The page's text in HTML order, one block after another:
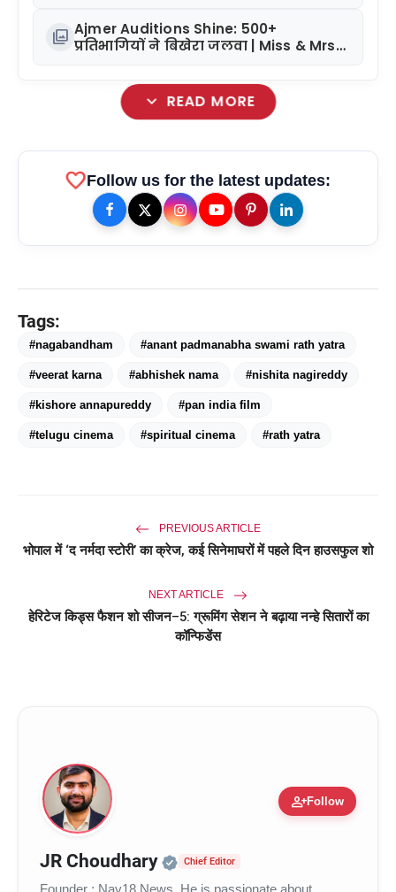
photo_library Ajmer Auditions Shine: 500+
प्रतिभागियों ने बिखेरा जलवा | Miss & Mrs
expand_more READ MORE
favoriteFollow us for the latest updates:
Tags:
#nagabandham #anant padmanabha swami rath yatra
#veerat karna #abhishek nama #nishita nagireddy
#kishore annapureddy #pan india film
#telugu cinema #spiritual cinema #rath yatra
PREVIOUS ARTICLE
भोपाल में ‘द नर्मदा स्टोरी’ का क्रेज, कई सिनेमाघरों में पहले दिन हाउसफुल शो
NEXT ARTICLE
हेरिटेज किड्स फैशन शो सीजन–5: ग्रूमिंग सेशन ने बढ़ाया नन्हे सितारों का
कॉन्फिडेंस
person_addFollow
JR Choudhary Official | Verified Expert
Chief Editor